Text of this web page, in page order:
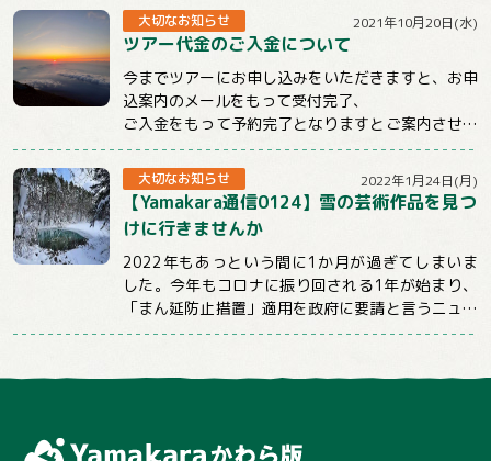
大切なお知らせ 2021年10月20日(水)
ツアー代金のご入金について
今までツアーにお申し込みをいただきますと、お申
込案内のメールをもって受付完了、
ご入金をもって予約完了となりますとご案内させて
いただいておりました。
しかしお申込後、そのままご連...
大切なお知らせ 2022年1月24日(月)
【Yamakara通信0124】雪の芸術作品を見つ
けに行きませんか
2022年もあっという間に1か月が過ぎてしまいま
した。今年もコロナに振り回される1年が始まり、
「まん延防止措置」適用を政府に要請と言うニュー
スばかり目にする日々が続いていますが、コロ...